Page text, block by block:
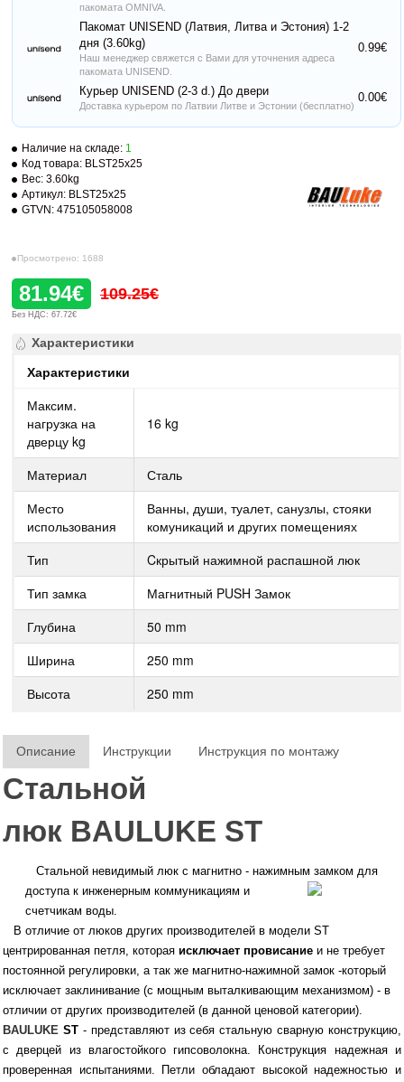
Наличие на складе: 1
Код товара: BLST25x25
Вес: 3.60kg
Артикул: BLST25x25
GTVN: 475105058008
Просмотрено: 1688
81.94€ 109.25€
Без НДС: 67.72€
пакомата OMNIVA.
Пакомат UNISEND (Латвия, Литва и Эстония) 1-2
дня (3.60kg)
Наш менеджер свяжется с Вами для уточнения адреса
пакомата UNISEND.
0.99€
Курьер UNISEND (2-3 d.) До двери
Доставка курьером по Латвии Литве и Эстонии (бесплатно)
0.00€
Характеристики
Характеристики
Максим.
нагрузка на
дверцу kg
16 kg
Материал
Сталь
Место
использования
Ванны, души, туалет, санузлы, стояки
комуникаций и других помещениях
Тип
Cкрытый нажимной распашной люк
Тип замка
Магнитный PUSH Замок
Глубина
50 mm
Ширина
250 mm
Высота
250 mm
Описание Инструкции Инструкция по монтажу
Стальной
люк BAULUKE ST
Стальной невидимый люк с магнитно - нажимным замком для
доступа к инженерным коммуникациям и
счетчикам воды.
В отличие от люков других производителей в модели ST
центрированная петля, которая исключает провисание и не требует
постоянной регулировки, а так же магнитно-нажимной замок -который
исключает заклинивание (с мощным выталкивающим механизмом) - в
отличии от других производителей (в данной ценовой категории).
BAULUKE ST- представляют из себя стальную сварную конструкцию,
с дверцей из влагостойкого гипсоволокна. Конструкция надежная и
проверенная испытаниями. Петли обладают высокой надежностью и